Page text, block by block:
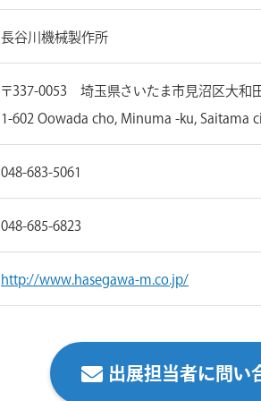
長谷川機械製作所
〒337-0053 埼玉県さいたま市見沼区大和
1-602 Oowada cho, Minuma -ku, Saitama
048-683-5061
048-685-6823
http://www.hasegawa-m.co.jp/
出展担当者に問い